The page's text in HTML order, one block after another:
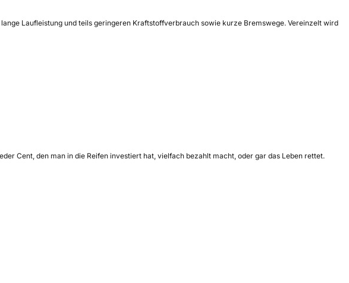
Laufleistung und teils geringeren Kraftstoffverbrauch sowie kurze Bremswege. Vereinzelt wird
Cent, den man in die Reifen investiert hat, vielfach bezahlt macht, oder gar das Leben rettet.